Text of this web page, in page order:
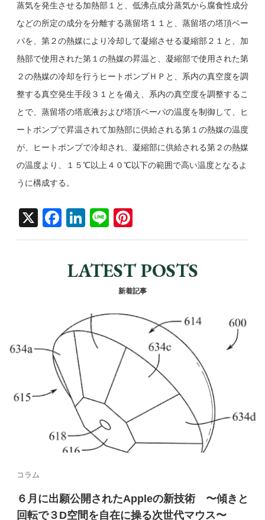
蒸気を発生させる加熱部１と、低沸点成分蒸気から腐食性成分
などの所定の成分を分離する蒸留塔１１と、蒸留塔の塔頂ベー
パを、第２の熱媒により冷却して凝縮させる凝縮部２１と、加
熱部で使用された第１の熱媒の昇温と、凝縮部で使用された第
２の熱媒の冷却を行うヒートポンプＨＰと、系内の真空度を調
整する真空発生手段３１とを備え、系内の真空度を調整するこ
とで、蒸留塔の塔底液および塔頂ベーパの温度を制御して、ヒ
ートポンプで昇温されて加熱部に供給される第１の熱媒の温度
が、ヒートポンプで冷却され、凝縮部に供給される第２の熱媒
の温度より、１５℃以上４０℃以下の範囲で高い温度となるよ
うに構成する。
X
F
a
e
o
Li
n
e
n
Li
n
nt
e
st
LATEST POSTS
新着記事
コラム
６月に出願公開されたAppleの新技術 〜傾きと
回転で３D空間を自在に操る次世代マウス〜